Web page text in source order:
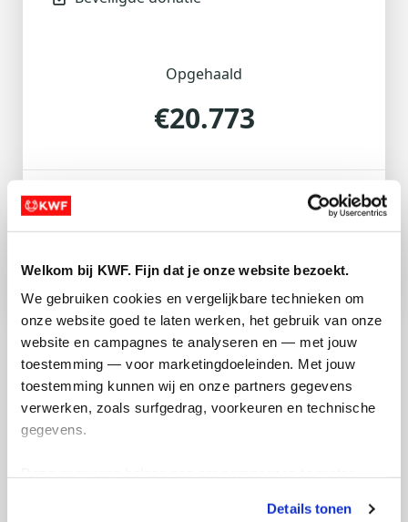
Welkom bij KWF. Fijn dat je onze website bezoekt.
We gebruiken cookies en vergelijkbare technieken om
onze website goed te laten werken, het gebruik van onze
website en campagnes te analyseren en — met jouw
toestemming — voor marketingdoeleinden. Met jouw
toestemming kunnen wij en onze partners gegevens
verwerken, zoals surfgedrag, voorkeuren en technische
gegevens.
tonen. Je kunt je toestemming op elk moment wijzigen of
Details tonen
E-mailadres *
Adres (of voer het adres handmatig in)
Toevoeging Huisnummer
Opgehaald
€20.773
Doneer
Ik doe een anonieme donatie
Individual Organisatie
Voornaam *
Tussenv.
Achternaam *
Adres(of voer het adres handmatig in)